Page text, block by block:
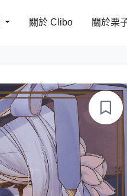
關於 Clibo 關於栗